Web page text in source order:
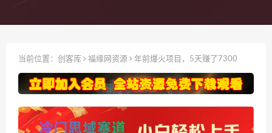
当前位置： 创客库 福缘网资源 年前爆火项目，5天赚了7300